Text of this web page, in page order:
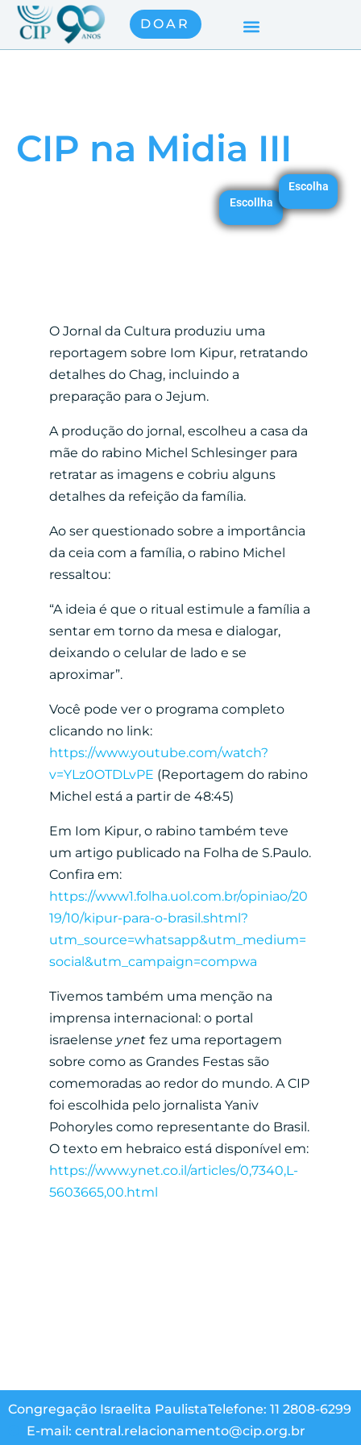
DOAR
CIP na Midia III
Escollha
Escolha
O Jornal da Cultura produziu uma
reportagem sobre Iom Kipur, retratando
detalhes do Chag, incluindo a
preparação para o Jejum.
A produção do jornal, escolheu a casa da
mãe do rabino Michel Schlesinger para
retratar as imagens e cobriu alguns
detalhes da refeição da família.
Ao ser questionado sobre a importância
da ceia com a família, o rabino Michel
ressaltou:
“A ideia é que o ritual estimule a família a
sentar em torno da mesa e dialogar,
deixando o celular de lado e se
aproximar”.
Você pode ver o programa completo
clicando no link:
https://www.youtube.com/watch?
v=YLz0OTDLvPE (Reportagem do rabino
Michel está a partir de 48:45)
Em Iom Kipur, o rabino também teve
um artigo publicado na Folha de S.Paulo.
Confira em:
https://www1.folha.uol.com.br/opiniao/20
19/10/kipur-para-o-brasil.shtml?
utm_source=whatsapp&utm_medium=
social&utm_campaign=compwa
Tivemos também uma menção na
imprensa internacional: o portal
israelense ynetfez uma reportagem
sobre como as Grandes Festas são
comemoradas ao redor do mundo. A CIP
foi escolhida pelo jornalista Yaniv
Pohoryles como representante do Brasil.
O texto em hebraico está disponível em:
https://www.ynet.co.il/articles/0,7340,L-
5603665,00.html
Congregação Israelita PaulistaTelefone: 11 2808-6299
E-mail: central.relacionamento@cip.org.br